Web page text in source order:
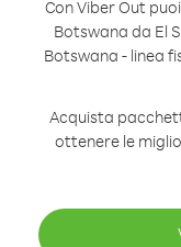
Con Viber Out
Botswana da El
Botswana - linea
Acquista
ottenere le